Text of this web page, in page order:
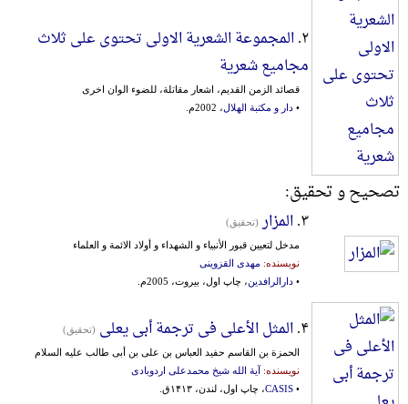
۲. المجموعة الشعریة الاولی تحتوی علی ثلاث
مجامیع شعریة
قصائد الزمن القدیم، اشعار مقاتلة، للضوء الوان اخری
• دار و مکتبة الهلال، 2002م.
تصحیح و تحقیق:
۳. المزار (تحقیق)
مدخل لتعیین قبور الأنبیاء و الشهداء و أولاد الائمة و العلماء
نویسنده: مهدی القزوینی
• دارالرافدین، چاپ اول، بیروت، 2005م.
۴. المثل الأعلی فی ترجمة أبی یعلی (تحقیق)
الحمزة بن القاسم حفید العباس بن علی بن أبی طالب علیه السلام
نویسنده: آیة الله شیخ محمدعلی اردوبادی
•
CASIS، چاپ اول، لندن، ۱۴۱۳ق.